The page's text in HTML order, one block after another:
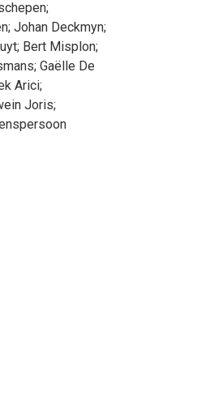
;
; Johan Deckmyn;
; Bert Misplon;
; Gaëlle De
Arici;
Joris;